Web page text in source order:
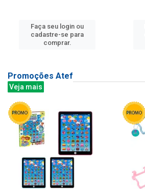
Faça seu login ou
cadastre-se para
comprar.
Promoções Atef
Veja mais